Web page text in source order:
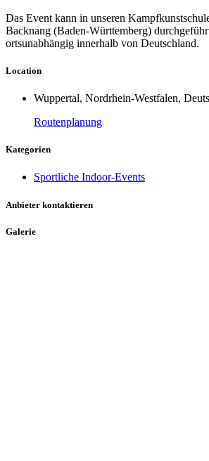
Das Event kann in unseren
Backnang (Baden-Württemberg)
ortsunabhängig innerhalb von Deutschland.
Location
Wuppertal, Nordrhein-Westfalen,
Routenplanung
Kategorien
Sportliche Indoor-Events
Anbieter kontaktieren
Galerie